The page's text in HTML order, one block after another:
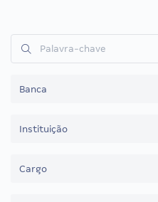
Banca
Instituição
Cargo